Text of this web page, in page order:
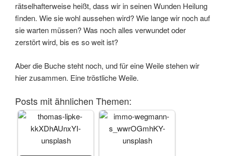
rätselhafterweise heißt, dass wir in seinen Wunden Heilung
finden. Wie sie wohl aussehen wird? Wie lange wir noch auf
sie warten müssen? Was noch alles verwundet oder
zerstört wird, bis es so weit ist?
Aber die Buche steht noch, und für eine Weile stehen wir
hier zusammen. Eine tröstliche Weile.
Posts mit ähnlichen Themen: